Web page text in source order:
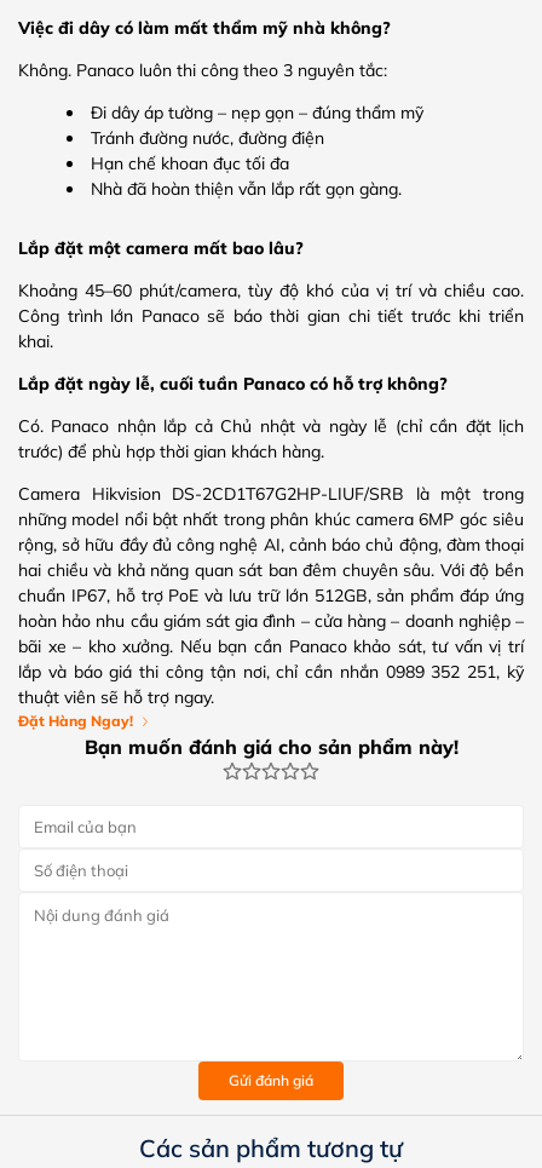
Việc đi dây có làm mất thẩm mỹ nhà không?
Không. Panaco luôn thi công theo 3 nguyên tắc:
Đi dây áp tường – nẹp gọn – đúng thẩm mỹ
Tránh đường nước, đường điện
Hạn chế khoan đục tối đa
Nhà đã hoàn thiện vẫn lắp rất gọn gàng.
Lắp đặt một camera mất bao lâu?
Khoảng 45–60 phút/camera, tùy độ khó của vị trí và chiều cao.
Công trình lớn Panaco sẽ báo thời gian chi tiết trước khi triển
khai.
Lắp đặt ngày lễ, cuối tuần Panaco có hỗ trợ không?
Có. Panaco nhận lắp cả Chủ nhật và ngày lễ (chỉ cần đặt lịch
trước) để phù hợp thời gian khách hàng.
Camera Hikvision DS-2CD1T67G2HP-LIUF/SRB là một trong
những model nổi bật nhất trong phân khúc camera 6MP góc siêu
rộng, sở hữu đầy đủ công nghệ AI, cảnh báo chủ động, đàm thoại
hai chiều và khả năng quan sát ban đêm chuyên sâu. Với độ bền
chuẩn IP67, hỗ trợ PoE và lưu trữ lớn 512GB, sản phẩm đáp ứng
hoàn hảo nhu cầu giám sát gia đình – cửa hàng – doanh nghiệp –
bãi xe – kho xưởng. Nếu bạn cần Panaco khảo sát, tư vấn vị trí
lắp và báo giá thi công tận nơi, chỉ cần nhắn 0989 352 251, kỹ
thuật viên sẽ hỗ trợ ngay.
Đặt Hàng Ngay!
Bạn muốn đánh giá cho sản phẩm này!
Gửi đánh giá
Các sản phẩm tương tự